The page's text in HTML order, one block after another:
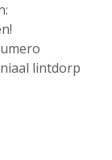
lintdorp